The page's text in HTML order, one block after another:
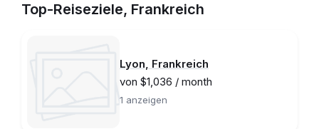
Top-Reiseziele, Frankreich
Lyon, Frankreich
von $1,036 / month
1 anzeigen